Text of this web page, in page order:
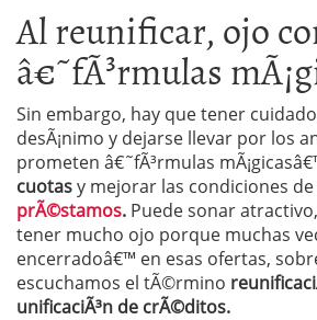
Al reunificar, ojo
â€˜fÃ³rmulas
Sin embargo, hay que tener
desÃ¡nimo y dejarse llevar por los
prometen â€˜fÃ³rmulas
cuotasy mejorar las condiciones
prÃ©stamos. Puede sonar
tener mucho ojo porque muchas
encerradoâ€™ en esas ofertas,
escuchamos el tÃ©rmino
unificaciÃ³n de crÃ©ditos.